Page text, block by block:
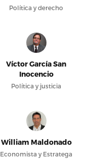
Política y derecho
Víctor García San
Inocencio
Política y justicia
William Maldonado
Economista y Estratega